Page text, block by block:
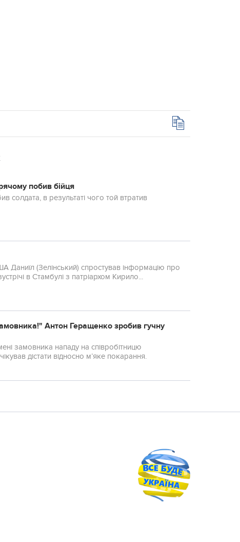
побив бійця
солдата, в результаті чого той втратив
Даниїл (Зелінський) спростував інформацію про
в Стамбулі з патріархом Кирило...
Антон Геращенко зробив гучну
замовника нападу на співробітницю
дістати відносно м’яке покарання.